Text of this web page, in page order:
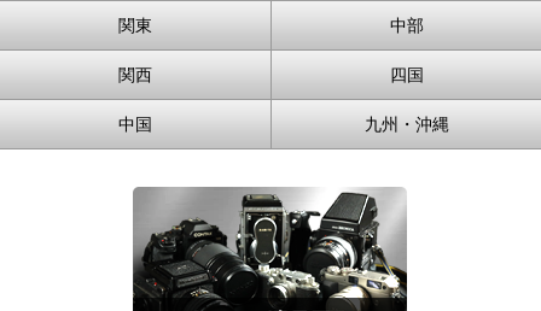
関東 中部
関西 四国
中国 九州・沖縄